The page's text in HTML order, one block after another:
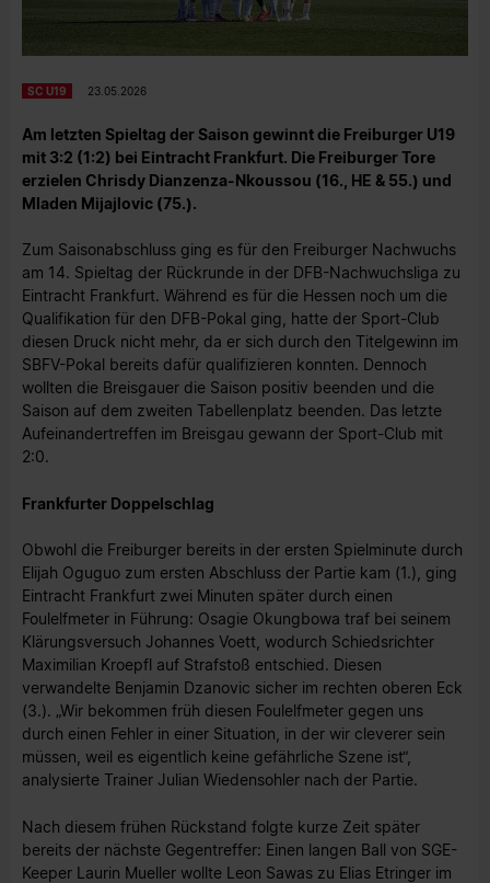
SC U19 23.05.2026
Am letzten Spieltag der Saison gewinnt die Freiburger U19
mit 3:2 (1:2) bei Eintracht Frankfurt. Die Freiburger Tore
erzielen Chrisdy Dianzenza-Nkoussou (16., HE & 55.) und
Mladen Mijajlovic (75.).
Zum Saisonabschluss ging es für den Freiburger Nachwuchs
am 14. Spieltag der Rückrunde in der DFB-Nachwuchsliga zu
Eintracht Frankfurt. Während es für die Hessen noch um die
Qualifikation für den DFB-Pokal ging, hatte der Sport-Club
diesen Druck nicht mehr, da er sich durch den Titelgewinn im
SBFV-Pokal bereits dafür qualifizieren konnten. Dennoch
wollten die Breisgauer die Saison positiv beenden und die
Saison auf dem zweiten Tabellenplatz beenden. Das letzte
Aufeinandertreffen im Breisgau gewann der Sport-Club mit
2:0.
Frankfurter Doppelschlag
Obwohl die Freiburger bereits in der ersten Spielminute durch
Elijah Oguguo zum ersten Abschluss der Partie kam (1.), ging
Eintracht Frankfurt zwei Minuten später durch einen
Foulelfmeter in Führung: Osagie Okungbowa traf bei seinem
Klärungsversuch Johannes Voett, wodurch Schiedsrichter
Maximilian Kroepfl auf Strafstoß entschied. Diesen
verwandelte Benjamin Dzanovic sicher im rechten oberen Eck
(3.). „Wir bekommen früh diesen Foulelfmeter gegen uns
durch einen Fehler in einer Situation, in der wir cleverer sein
müssen, weil es eigentlich keine gefährliche Szene ist“,
analysierte Trainer Julian Wiedensohler nach der Partie.
Nach diesem frühen Rückstand folgte kurze Zeit später
bereits der nächste Gegentreffer: Einen langen Ball von SGE-
Keeper Laurin Mueller wollte Leon Sawas zu Elias Etringer im